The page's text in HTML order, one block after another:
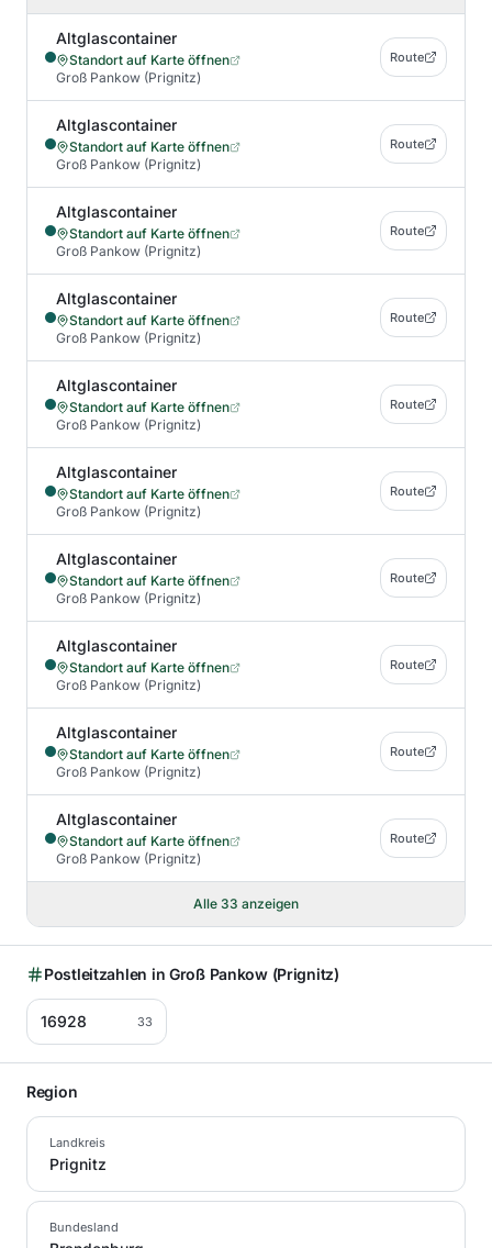
Altglascontainer
Standort auf Karte öffnen
Groß Pankow (Prignitz)
Route
Altglascontainer
Standort auf Karte öffnen
Groß Pankow (Prignitz)
Route
Altglascontainer
Standort auf Karte öffnen
Groß Pankow (Prignitz)
Route
Altglascontainer
Standort auf Karte öffnen
Groß Pankow (Prignitz)
Route
Altglascontainer
Standort auf Karte öffnen
Groß Pankow (Prignitz)
Route
Altglascontainer
Standort auf Karte öffnen
Groß Pankow (Prignitz)
Route
Altglascontainer
Standort auf Karte öffnen
Groß Pankow (Prignitz)
Route
Altglascontainer
Standort auf Karte öffnen
Groß Pankow (Prignitz)
Route
Altglascontainer
Standort auf Karte öffnen
Groß Pankow (Prignitz)
Route
Altglascontainer
Standort auf Karte öffnen
Groß Pankow (Prignitz)
Route
Alle 33 anzeigen
Postleitzahlen in Groß Pankow (Prignitz)
16928 33
Region
Landkreis
Prignitz
Bundesland